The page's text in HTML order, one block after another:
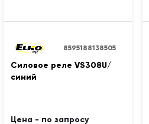
8595188138505
Силовое реле VS308U/
синий
Цена - по запросу